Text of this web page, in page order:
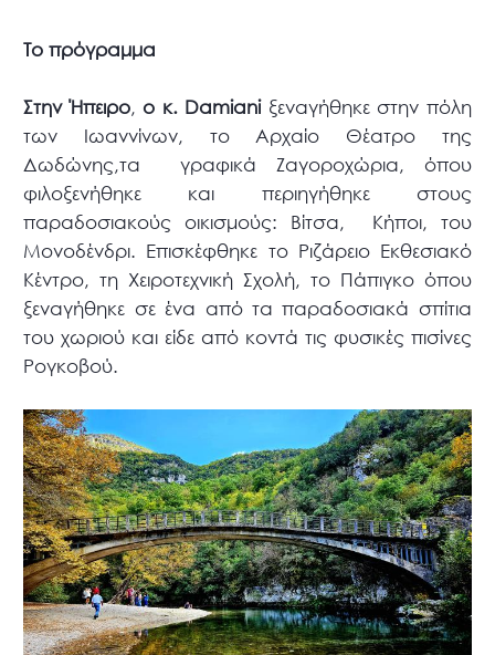
Το πρόγραμμα
Στην Ήπειρο,ο κ. Damianiξεναγήθηκε στην πόλη
των Ιωαννίνων, το Αρχαίο Θέατρο της
Δωδώνης,τα γραφικά Ζαγοροχώρια, όπου
φιλοξενήθηκε και περιηγήθηκε στους
παραδοσιακούς οικισμούς: Βίτσα, Κήποι, του
Μονοδένδρι. Επισκέφθηκε το Ριζάρειο Εκθεσιακό
Κέντρο, τη Χειροτεχνική Σχολή, το Πάπιγκο όπου
ξεναγήθηκε σε ένα από τα παραδοσιακά σπίτια
του χωριού και είδε από κοντά τις φυσικές πισίνες
Ρογκοβού.